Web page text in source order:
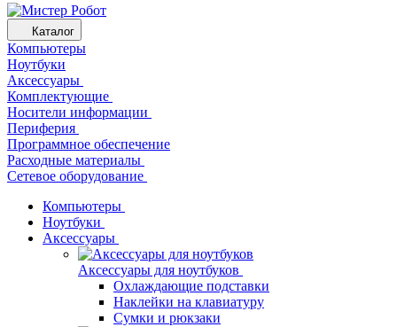
Каталог
Компьютеры
Ноутбуки
Аксессуары
Комплектующие
Носители информации
Периферия
Программное обеспечение
Расходные материалы
Сетевое оборудование
Компьютеры
Ноутбуки
Аксессуары
Аксессуары для ноутбуков
Охлаждающие подставки
Наклейки на клавиатуру
Сумки и рюкзаки